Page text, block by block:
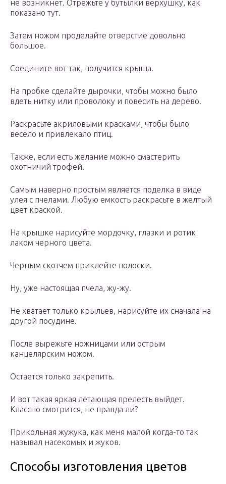
не возникнет. Отрежьте у бутылки верхушку, как
показано тут.
Затем ножом проделайте отверстие довольно
большое.
Соедините вот так, получится крыша.
На пробке сделайте дырочки, чтобы можно было
вдеть нитку или проволоку и повесить на дерево.
Раскрасьте акриловыми красками, чтобы было
весело и привлекало птиц.
Также, если есть желание можно смастерить
охотничий трофей.
Самым наверно простым является поделка в виде
улея с пчелами. Любую емкость раскрасьте в желтый
цвет краской.
На крышке нарисуйте мордочку, глазки и ротик
лаком черного цвета.
Черным скотчем приклейте полоски.
Ну, уже настоящая пчела, жу-жу.
Не хватает только крыльев, нарисуйте их сначала на
другой посудине.
После вырежьте ножницами или острым
канцелярским ножом.
Остается только закрепить.
И вот такая яркая летающая прелесть выйдет.
Классно смотрится, не правда ли?
Прикольная жужука, как меня малой когда-то так
называл насекомых и жуков.
Способы изготовления цветов